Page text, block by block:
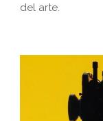
del arte.